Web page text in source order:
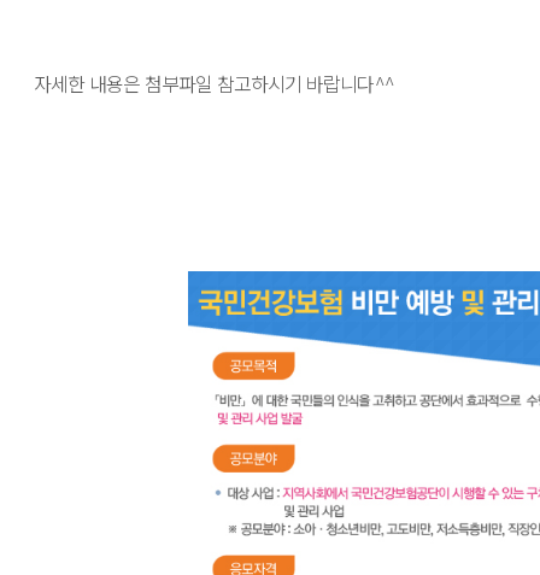
자세한 내용은 첨부파일 참고하시기 바랍니다^^